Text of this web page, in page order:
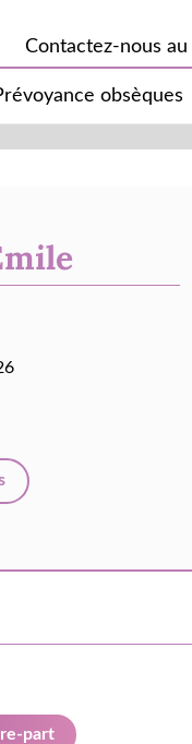
Contactez-nous au
obsèques
part